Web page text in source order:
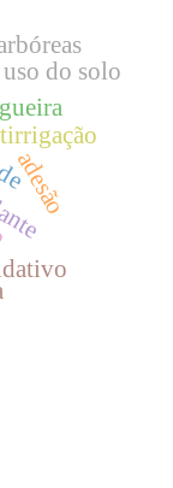
adesão
uso do solo